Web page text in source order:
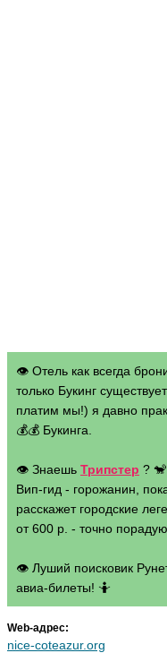
👁 Отель как всегда
только Букинг
платим мы!) я давно
💰💰 Букинга.
👁 Знаешь Трипстер ?
Вип-гид - горожанин,
расскажет городские
от 600 р. - точно
👁 Луший поисковик
авиа-билеты! 🤷
Web-адрес:
nice-coteazur.org